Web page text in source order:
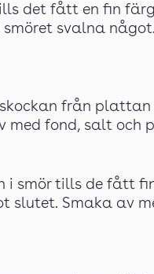
det fått en fin
svalna
från
med fond, salt och
i smör tills de fått
slutet. Smaka av